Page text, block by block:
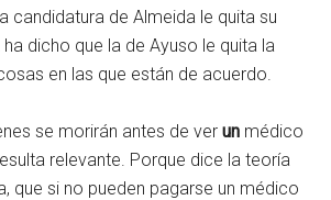
candidatura de Almeida le quita su
dicho que la de Ayuso le quita la
en las que están de acuerdo.
se morirán antes de verun médico
relevante. Porque dice la teoría
que si no pueden pagarse un médico